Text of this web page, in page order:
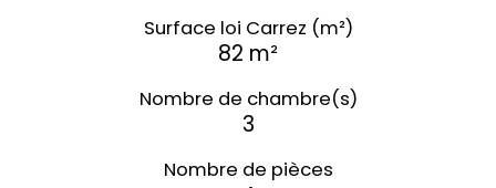
Surface loi Carrez (m²)
82 m²
Nombre de chambre(s)
3
Nombre de pièces